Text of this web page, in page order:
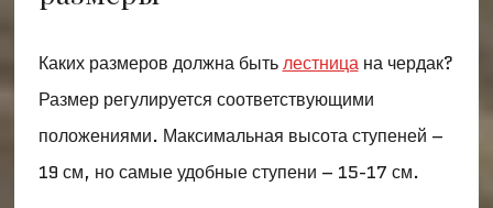
Каких размеров должна бытьлестницана чердак?
Размер регулируется соответствующими
положениями. Максимальная высота ступеней –
19 см, но самые удобные ступени – 15-17 см.